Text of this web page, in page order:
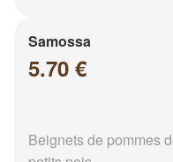
Samossa
5.70 €
Beignets de pommes